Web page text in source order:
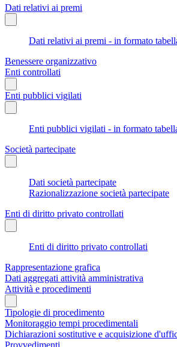
Dati relativi ai premi
Dati relativi ai premi - in formato
Benessere organizzativo
Enti controllati
Enti pubblici vigilati
Enti pubblici vigilati - in formato
Società partecipate
Dati società partecipate
Razionalizzazione società partecipate
Enti di diritto privato controllati
Enti di diritto privato controllati
Rappresentazione grafica
Dati aggregati attività amministrativa
Attività e procedimenti
Tipologie di procedimento
Monitoraggio tempi procedimentali
Dichiarazioni sostitutive e acquisizione
Provvedimenti